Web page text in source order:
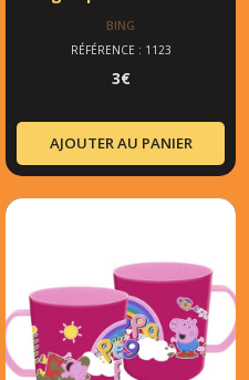
BING
RÉFÉRENCE : 1123
3€
AJOUTER AU PANIER